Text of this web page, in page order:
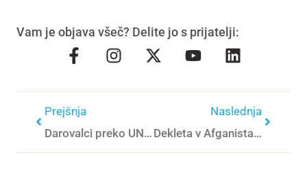
Vam je objava všeč? Delite jo s prijatelji:
Prejšnja
Darovalci preko UNICEF-a Slovenija namenili prek 400.000 € za pomoč otrokom iz Ukrajine
Naslednja
Dekleta v Afganistanu se morajo vrniti v šolo, brez odloga